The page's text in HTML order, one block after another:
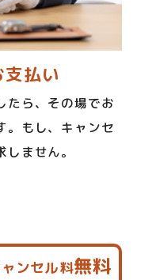
払い
たら、その場でお
。もし、キャンセ
ません。
ンセル料無料